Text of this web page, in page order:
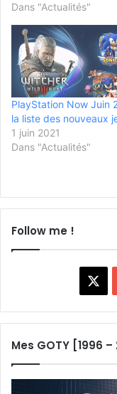
Dans "Actualités"
PlayStation Now Juin
la liste des nouveaux
1 juin 2021
Dans "Actualités"
Follow me !
Mes GOTY [1996 –